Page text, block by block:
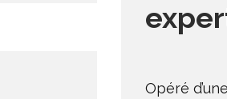
Opéré